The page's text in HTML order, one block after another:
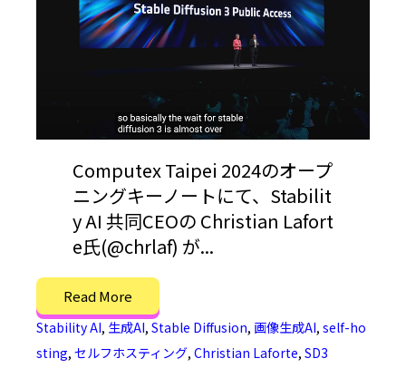
Computex Taipei 2024のオープ
ニングキーノートにて、Stabilit
y AI 共同CEOの Christian Lafort
e氏(@chrlaf) が...
Read More
Stability AI, 生成AI, Stable Diffusion, 画像生成AI, self-ho
sting, セルフホスティング, Christian Laforte, SD3